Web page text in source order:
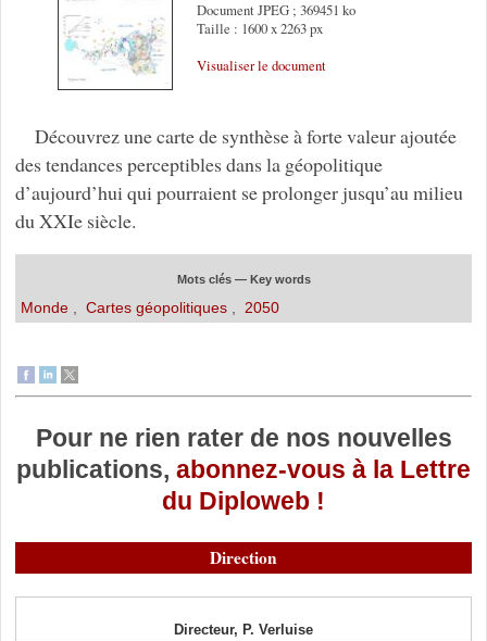
Document JPEG ; 369451 ko
Taille : 1600 x 2263 px
Visualiser le document
Découvrez une carte de synthèse à forte valeur ajoutée
des tendances perceptibles dans la géopolitique
d’aujourd’hui qui pourraient se prolonger jusqu’au milieu
du XXIe siècle.
Mots clés — Key words
Monde, Cartes géopolitiques, 2050
Pour ne rien rater de nos nouvelles
publications, abonnez-vous à la Lettre
du Diploweb !
Direction
Directeur, P. Verluise